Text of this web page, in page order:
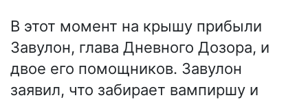
В этот момент на крышу прибыли
Завулон, глава Дневного Дозора, и
двое его помощников. Завулон
заявил, что забирает вампиршу и